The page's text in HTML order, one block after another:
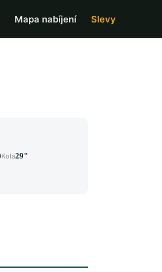
Mapa nabíjení Slevy
Kola29"